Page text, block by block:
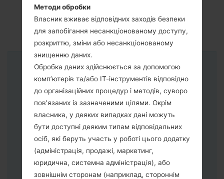
Інструкції
Методи обробки
Власник вживає відповідних заходів безпеки
для запобігання несанкціонованому доступу,
розкриттю, зміни або несанкціонованому
знищенню даних.
Обробка даних здійснюється за допомогою
комп’ютерів та/або ІТ-інструментів відповідно
до організаційних процедур і методів, суворо
пов’язаних із зазначеними цілями. Окрім
власника, у деяких випадках дані можуть
бути доступні деяким типам відповідальних
осіб, які беруть участь у роботі цього додатку
(адміністрація, продажі, маркетинг,
юридична, системна адміністрація), або
зовнішнім сторонам (наприклад, стороннім